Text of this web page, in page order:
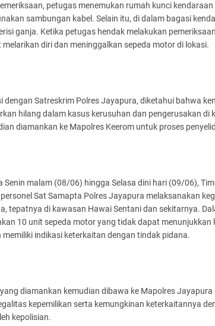
petugas menemukan rumah kunci
sambungan kabel. Selain itu, di dalam bagasi
ganja. Ketika petugas hendak melakukan
diri dan meninggalkan sepeda motor di lokasi.
dengan Satreskrim Polres Jayapura, diketahui bahwa
hilang dalam kasus kerusuhan dan pengerusakan di
diamankan ke Mapolres Keerom untuk proses
Senin malam (08/06) hingga Selasa dini hari (09/06),
Sat Samapta Polres Jayapura melaksanakan
tepatnya di kawasan Hawai Sentani dan sekitarnya.
10 unit sepeda motor yang tidak dapat menunjukkan
memiliki indikasi keterkaitan dengan tindak pidana.
diamankan kemudian dibawa ke Mapolres
kepemilikan serta kemungkinan keterkaitannya
kepolisian.